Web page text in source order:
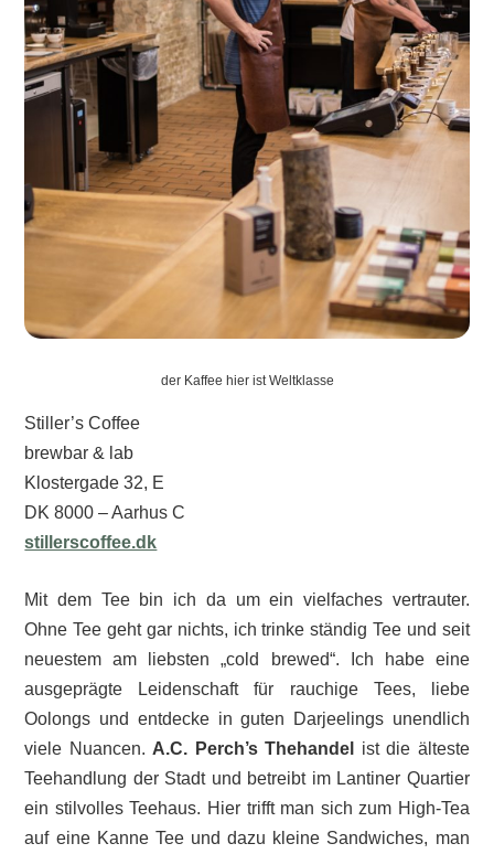
der Kaffee hier ist Weltklasse
Stiller’s Coffee
brewbar & lab
Klostergade 32, E
DK 8000 – Aarhus C
stillerscoffee.dk
Mit dem Tee bin ich da um ein vielfaches vertrauter.
Ohne Tee geht gar nichts, ich trinke ständig Tee und seit
neuestem am liebsten „cold brewed“. Ich habe eine
ausgeprägte Leidenschaft für rauchige Tees, liebe
Oolongs und entdecke in guten Darjeelings unendlich
viele Nuancen. A.C. Perch’s Thehandel
ist die älteste
Teehandlung der Stadt und betreibt im Lantiner Quartier
ein stilvolles Teehaus. Hier trifft man sich zum High-Tea
auf eine Kanne Tee und dazu kleine Sandwiches, man